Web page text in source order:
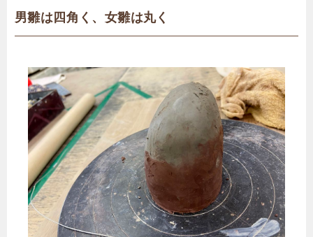
男雛は四角く、女雛は丸く